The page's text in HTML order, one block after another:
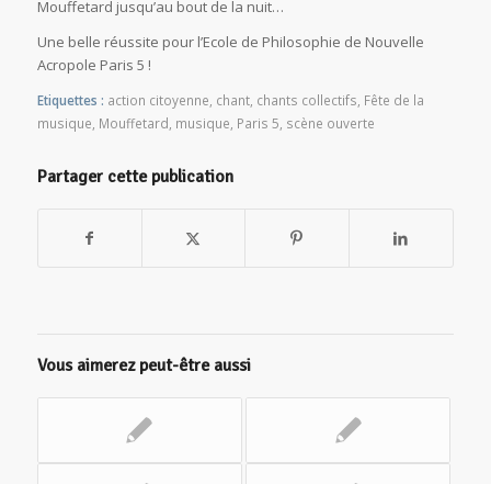
Mouffetard jusqu’au bout de la nuit…
Une belle réussite pour l’Ecole de Philosophie de Nouvelle
Acropole Paris 5 !
Etiquettes : action citoyenne, chant, chants collectifs, Fête de la
musique, Mouffetard, musique, Paris 5, scène ouverte
Partager cette publication
Vous aimerez peut-être aussi